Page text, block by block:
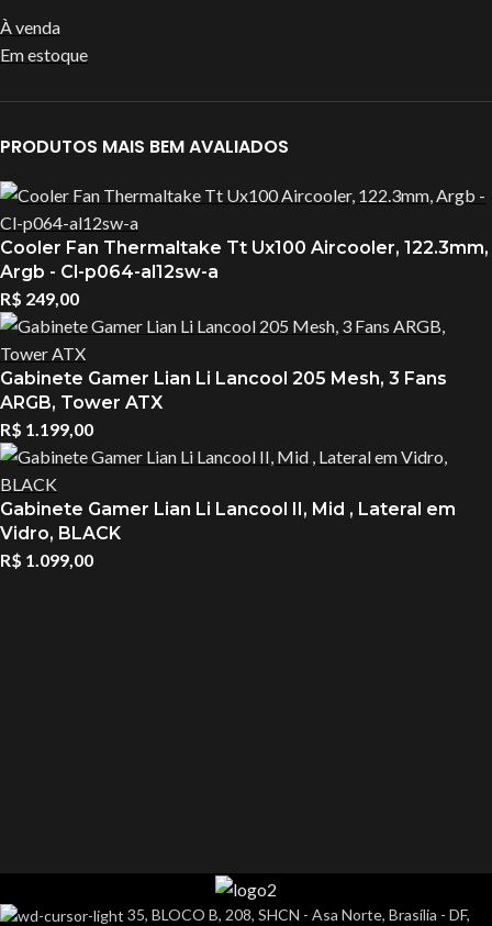
À venda
Em estoque
PRODUTOS MAIS BEM AVALIADOS
Cooler Fan Thermaltake Tt Ux100 Aircooler, 122.3mm,
Argb - Cl-p064-al12sw-a
R$ 249,00
Gabinete Gamer Lian Li Lancool 205 Mesh, 3 Fans
ARGB, Tower ATX
R$ 1.199,00
Gabinete Gamer Lian Li Lancool II, Mid , Lateral em
Vidro, BLACK
R$ 1.099,00
35, BLOCO B, 208, SHCN - Asa Norte, Brasília - DF,